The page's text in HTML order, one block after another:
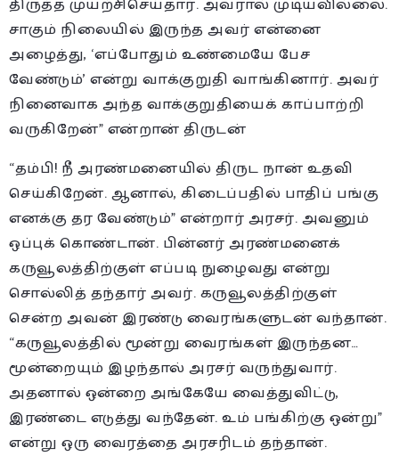
சாகும் நிலையில் இருந்த அவர் என்னை
அழைத்து, ‘எப்போதும் உண்மையே பேச
வேண்டும்’ என்று வாக்குறுதி வாங்கினார். அவர்
நினைவாக அந்த வாக்குறுதியைக் காப்பாற்றி
வருகிறேன்” என்றான் திருடன்
“தம்பி! நீ அரண்மனையில் திருட நான் உதவி
செய்கிறேன். ஆனால், கிடைப்பதில் பாதிப் பங்கு
எனக்கு தர வேண்டும்” என்றார் அரசர். அவனும்
ஒப்புக் கொண்டான். பின்னர் அரண்மனைக்
கருவூலத்திற்குள் எப்படி நுழைவது என்று
சொல்லித் தந்தார் அவர். கருவூலத்திற்குள்
சென்ற அவன் இரண்டு வைரங்களுடன் வந்தான்.
“கருவூலத்தில் மூன்று வைரங்கள் இருந்தன…
மூன்றையும் இழந்தால் அரசர் வருந்துவார்.
அதனால் ஒன்றை அங்கேயே வைத்துவிட்டு,
இரண்டை எடுத்து வந்தேன். உம் பங்கிற்கு ஒன்று”
என்று ஒரு வைரத்தை அரசரிடம் தந்தான்.